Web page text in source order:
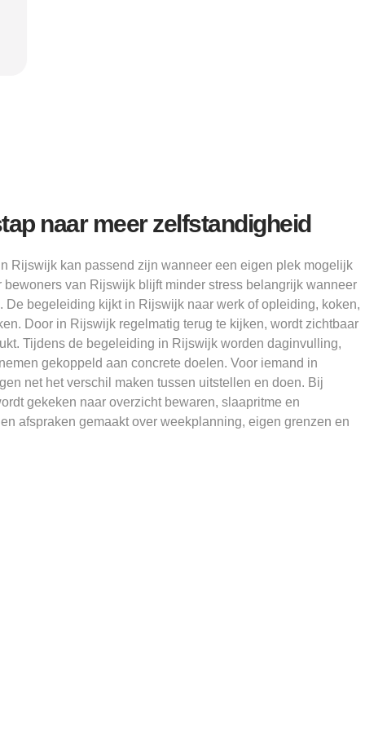
naar meer zelfstandigheid
Rijswijk kan passend zijn wanneer een eigen plek mogelijk
bewoners van Rijswijk blijft minder stress belangrijk wanneer
De begeleiding kijkt in Rijswijk naar werk of opleiding, koken,
Door in Rijswijk regelmatig terug te kijken, wordt zichtbaar
Tijdens de begeleiding in Rijswijk worden daginvulling,
gekoppeld aan concrete doelen. Voor iemand in
net het verschil maken tussen uitstellen en doen. Bij
gekeken naar overzicht bewaren, slaapritme en
afspraken gemaakt over weekplanning, eigen grenzen en